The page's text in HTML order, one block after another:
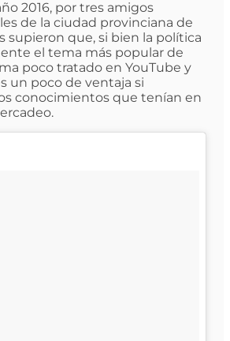
2016, por tres amigos
de la ciudad provinciana de
supieron que, si bien la política
el tema más popular de
poco tratado en YouTube y
un poco de ventaja si
conocimientos que tenían en